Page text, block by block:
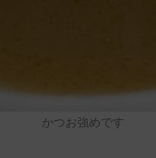
かつお強めです